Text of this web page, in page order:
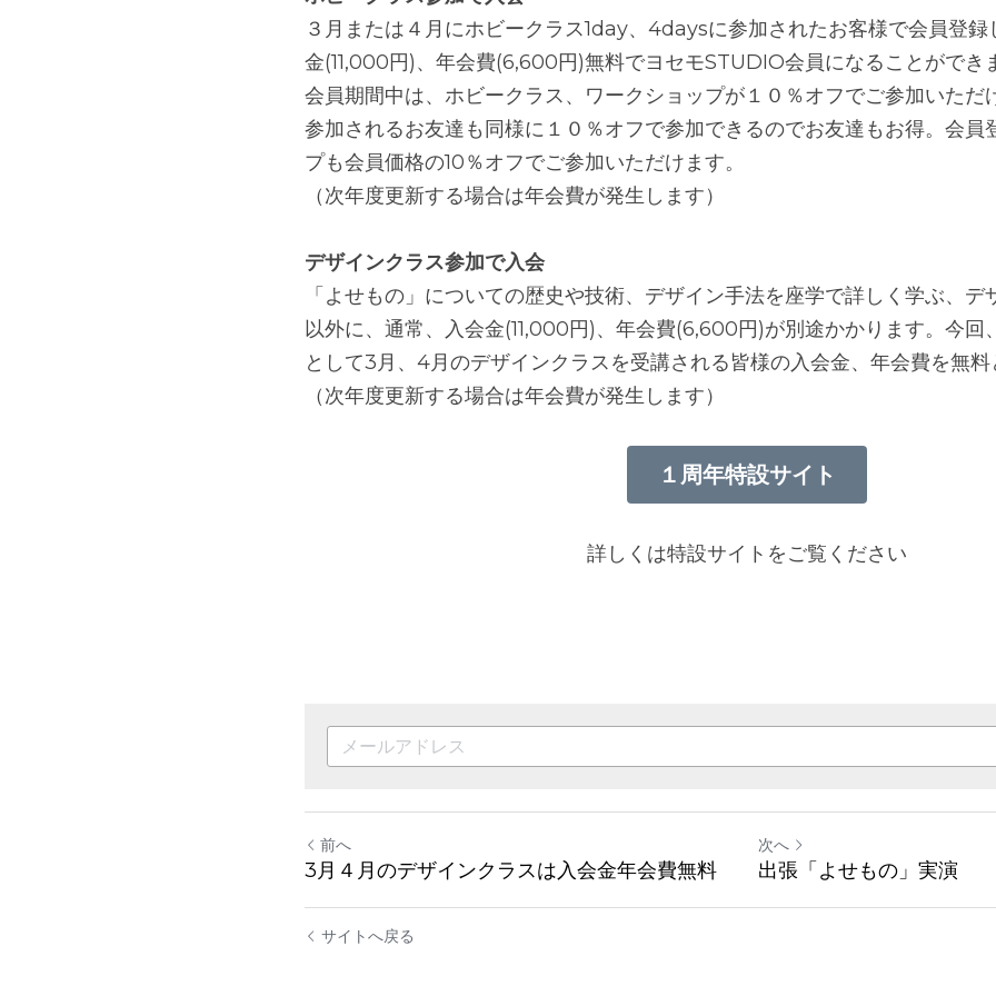
３月または４月にホビークラス1day、4daysに参加されたお客様で会員登
金(11,000円)、年会費(6,600円)無料でヨセモSTUDIO会員になることができ
会員期間中は、ホビークラス、ワークショップが１０％オフでご参加いただ
参加されるお友達も同様に１０％オフで参加できるのでお友達もお得。会員
プも会員価格の10％オフでご参加いただけます。
（次年度更新する場合は年会費が発生します）
デザインクラス参加で入会
「よせもの」についての歴史や技術、デザイン手法を座学で詳しく学ぶ、
以外に、通常、入会金(11,000円)、年会費(6,600円)が別途かかります。今回
として3月、4月のデザインクラスを受講される皆様の入会金、年会費を無
（次年度更新する場合は年会費が発生します）
１周年特設サイト
詳しくは特設サイトをご覧ください
前へ
3月４月のデザインクラスは入会金年会費無料
次へ
出張「よせもの」実演
サイトへ戻る